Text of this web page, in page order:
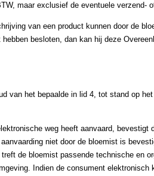
maar exclusief de eventuele verzend-
van een product kunnen door de
besloten, dan kan hij deze
van het bepaalde in lid 4, tot stand op
weg heeft aanvaard,
niet door de bloemist is
de bloemist passende technische en
Indien de consument